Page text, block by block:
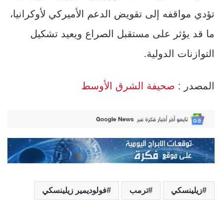
تؤدي مواقفه إلى تقويض الدعم الأميركي لأوكرانيا،
ما قد يؤثر على مستقبل الصراع ويعيد تشكيل
التوازنات الدولية.
المصدر : صحيفة الشرق الأوسط
زيلينسكي ترمب فولوديمير زيلينسكي